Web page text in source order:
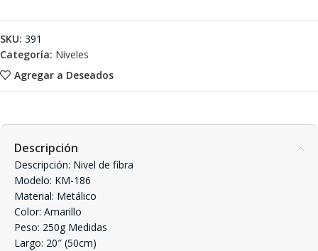
Agregar a Deseados
SKU: 391
Categoría: Niveles
Descripción
Descripción: Nivel de fibra
Modelo: KM-186
Material: Metálico
Color: Amarillo
Peso: 250g Medidas
Largo: 20″ (50cm)